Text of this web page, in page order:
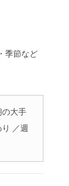
季節など
の大手
／週